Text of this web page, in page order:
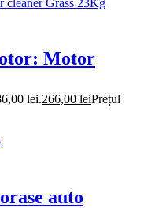
Motor
lei.266,00 leiPrețul
auto